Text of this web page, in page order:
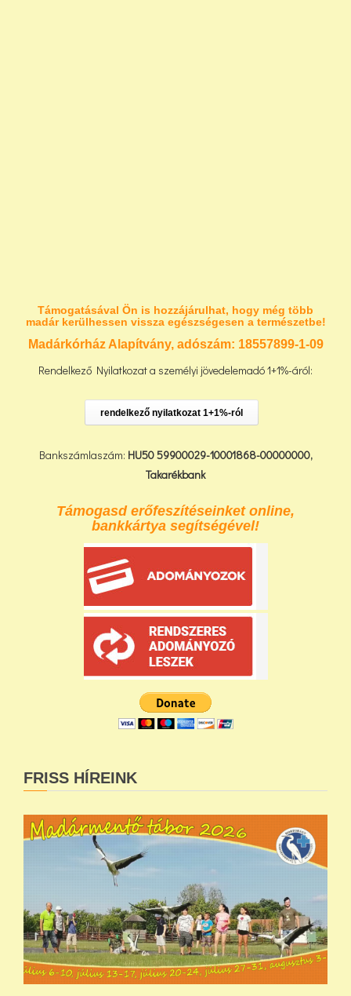
Támogatásával Ön is hozzájárulhat, hogy még több
madár kerülhessen vissza egészségesen a természetbe!
Madárkórház Alapítvány, adószám: 18557899-1-09
Rendelkező Nyilatkozat a személyi jövedelemadó 1+1%-áról:
rendelkező nyilatkozat 1+1%-ról
Bankszámlaszám: HU50 59900029-10001868-00000000,
Takarékbank
Támogasd erőfeszítéseinket online,
bankkártya segítségével!
FRISS HÍREINK